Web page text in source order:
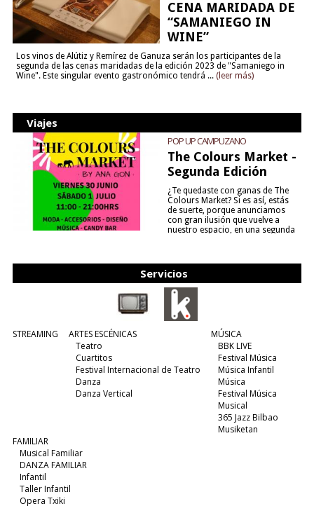
CENA MARIDADA DE
“SAMANIEGO IN
WINE”
Los vinos de Alútiz y Remírez de Ganuza serán los participantes de la
segunda de las cenas maridadas de la edición 2023 de "Samaniego in
Wine". Este singular evento gastronómico tendrá ... (leer más)
Viajes
POP UP CAMPUZANO
The Colours Market -
Segunda Edición
¿Te quedaste con ganas de The
Colours Market? Si es así, estás
de suerte, porque anunciamos
con gran ilusión que vuelve a
nuestro espacio, en una segunda
Servicios
STREAMING
ARTES ESCÉNICAS
Teatro
Cuartitos
Festival Internacional de Teatro
Danza
Danza Vertical
MÚSICA
BBK LIVE
Festival Música
Música Infantil
Música
Festival Música
Musical
365 Jazz Bilbao
Musiketan
FAMILIAR
Musical Familiar
DANZA FAMILIAR
Infantil
Taller Infantil
Opera Txiki